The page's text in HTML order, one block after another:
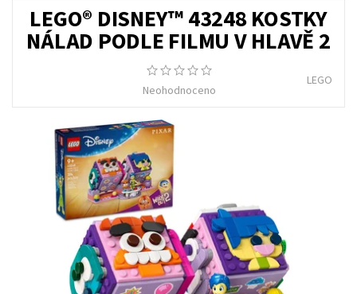
LEGO® DISNEY™ 43248 KOSTKY
NÁLAD PODLE FILMU V HLAVĚ 2
Neohodnoceno
LEGO